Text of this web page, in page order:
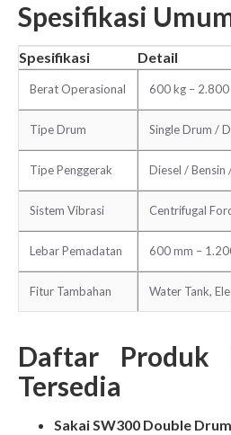
Spesifikasi
Spesifikasi Detail
Berat Operasional 600 kg – 2.800
Tipe Drum Single Drum /
Tipe Penggerak Diesel / Bensin
Sistem Vibrasi Centrifugal
Lebar Pemadatan 600 mm –
Fitur Tambahan Water Tank,
Daftar Produk
Tersedia
Sakai SW300 Double Drum